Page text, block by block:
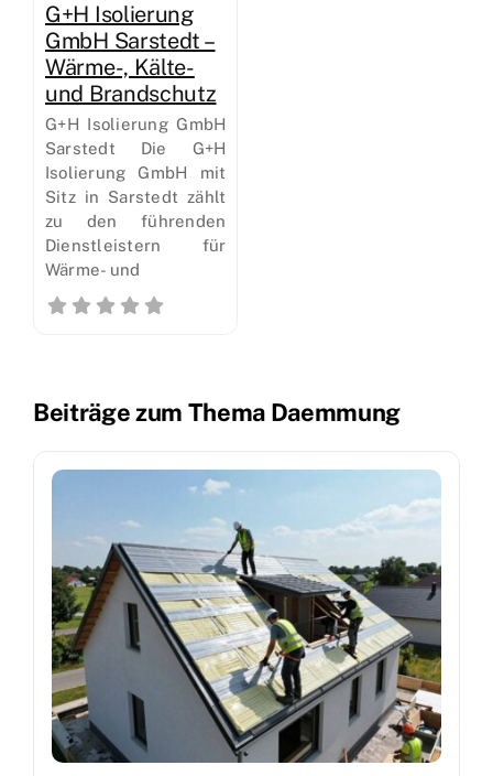
G+H Isolierung
GmbH Sarstedt –
Wärme-, Kälte-
und Brandschutz
G+H Isolierung GmbH
Sarstedt Die G+H
Isolierung GmbH mit
Sitz in Sarstedt zählt
zu den führenden
Dienstleistern für
Wärme- und
Beiträge zum Thema Daemmung